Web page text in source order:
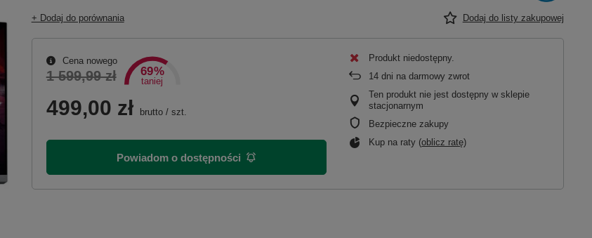
+ Dodaj do porównania Dodaj do listy zakupowej
Cena nowego
1 599,99 zł 69%
taniej
499,00 zł brutto/ szt.
Powiadom o dostępności
Produkt niedostępny
14 dni na darmowy zwrot
Ten produkt nie jest dostępny w sklepie
stacjonarnym
Bezpieczne zakupy
Kup na raty (oblicz ratę)